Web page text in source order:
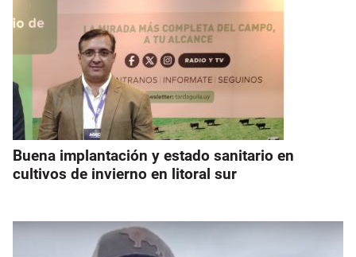
Buena implantación y estado sanitario en
cultivos de invierno en litoral sur